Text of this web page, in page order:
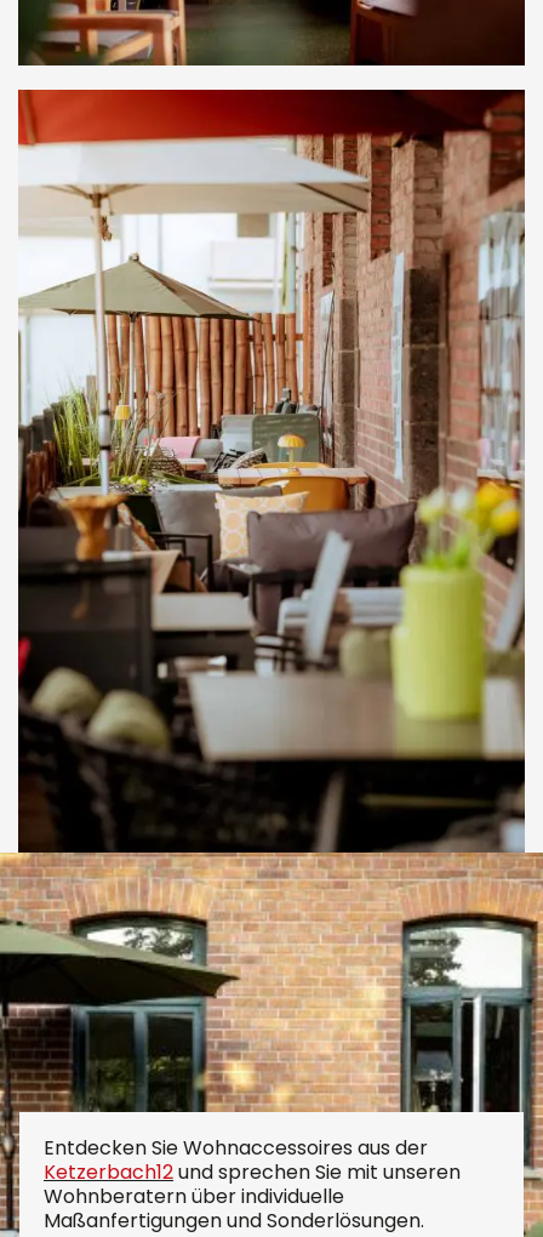
Entdecken Sie Wohnaccessoires aus der
Ketzerbach12und sprechen Sie mit unseren
Wohnberatern über individuelle
Maßanfertigungen und Sonderlösungen.